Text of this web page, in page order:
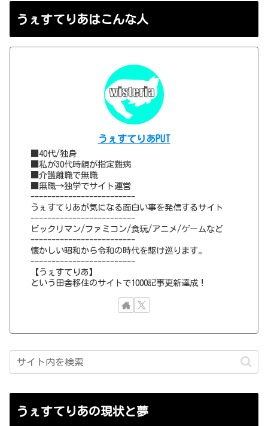
うぇすてりあはこんな人
うぇすてりあPUT
■40代/独身
■私が30代時親が指定難病
■介護離職で無職
■無職→独学でサイト運営
-------------------------
うぇすてりあが気になる面白い事を発信するサイト
-------------------------
ビックリマン/ファミコン/食玩/アニメ/ゲームなど
-------------------------
懐かしい昭和から令和の時代を駆け巡ります。
-------------------------
【うぇすてりあ】
という田舎移住のサイトで1000記事更新達成！
うぇすてりあの現状と夢